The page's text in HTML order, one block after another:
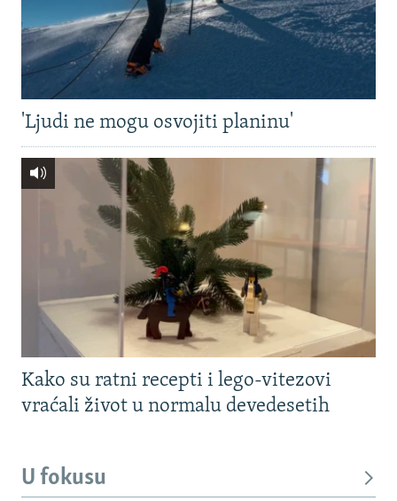
'Ljudi ne mogu osvojiti planinu'
Kako su ratni recepti i lego-vitezovi
vraćali život u normalu devedesetih
U fokusu